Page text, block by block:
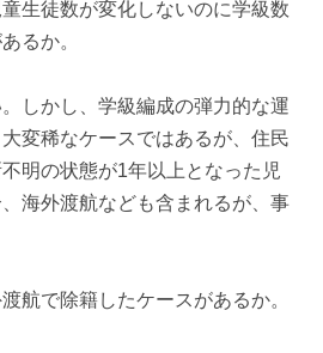
生徒数が変化しないのに学級数
るか。
しかし、学級編成の弾力的な運
変稀なケースではあるが、住民
明の状態が1年以上となった児
海外渡航なども含まれるが、事
航で除籍したケースがあるか。